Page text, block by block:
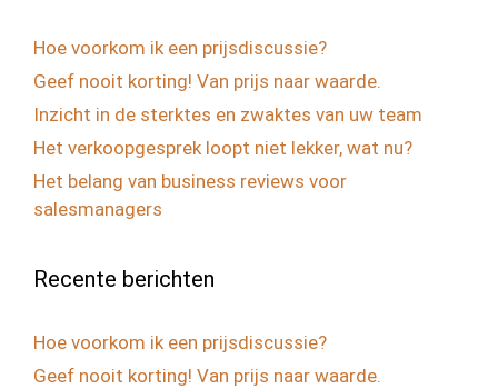
Hoe voorkom ik een prijsdiscussie?
Geef nooit korting! Van prijs naar waarde.
Inzicht in de sterktes en zwaktes van uw team
Het verkoopgesprek loopt niet lekker, wat nu?
Het belang van business reviews voor
salesmanagers
Recente berichten
Hoe voorkom ik een prijsdiscussie?
Geef nooit korting! Van prijs naar waarde.